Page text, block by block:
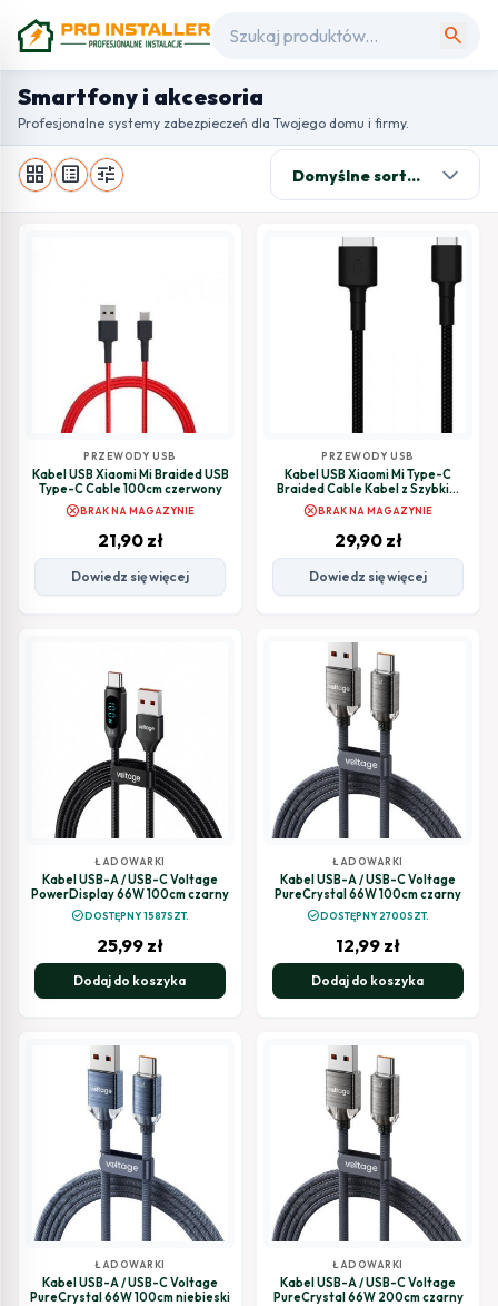
search
Smartfony i akcesoria
Profesjonalne systemy zabezpieczeń dla Twojego domu i firmy.
grid_view list_alt tune
PRZEWODY USB
Kabel USB Xiaomi Mi Braided USB
Type-C Cable 100cm czerwony
cancelBRAK NA MAGAZYNIE
21,90 zł
Dowiedz się więcej
PRZEWODY USB
Kabel USB Xiaomi Mi Type-C
Braided Cable Kabel z Szybkim
Ładowaniem 27W 100cm Czarny
cancelBRAK NA MAGAZYNIE
29,90 zł
Dowiedz się więcej
ŁADOWARKI
Kabel USB-A / USB-C Voltage
PowerDisplay 66W 100cm czarny
check_circleDOSTĘPNY 1587SZT.
25,99 zł
Dodaj do koszyka
ŁADOWARKI
Kabel USB-A / USB-C Voltage
PureCrystal 66W 100cm czarny
check_circleDOSTĘPNY 2700SZT.
12,99 zł
Dodaj do koszyka
ŁADOWARKI
Kabel USB-A / USB-C Voltage
PureCrystal 66W 100cm niebieski
ŁADOWARKI
Kabel USB-A / USB-C Voltage
PureCrystal 66W 200cm czarny